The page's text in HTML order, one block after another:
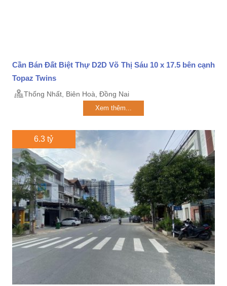
Cần Bán Đất Biệt Thự D2D Võ Thị Sáu 10 x 17.5 bên cạnh
Topaz Twins
Thống Nhất, Biên Hoà, Đồng Nai
Xem thêm...
6.3 tỷ